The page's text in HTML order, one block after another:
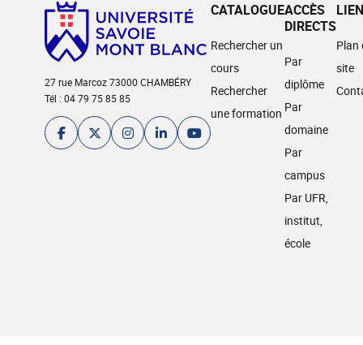
27 rue Marcoz 73000 CHAMBÉRY
Tél : 04 79 75 85 85
CATALOGUE
Rechercher un
cours
Rechercher
une formation
ACCÈS
DIRECTS
Par
diplôme
Par
domaine
Par
campus
Par UFR,
institut,
école
Plan
site